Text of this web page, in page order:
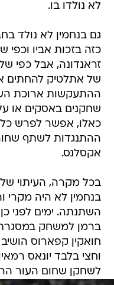
לא נולדו בו.
גם בנחמין לא נולד
כזה בזכות אביו
זראנדונה, אבל כפי
של אתלטיק להחתים
ההתעקשות ארוכת
שחקנים באסקים או
כאלו, אפשר לפרש
ההתנגדות לשתף
אקסלנס.
בכל מקרה, העיתוי
בנחמין לא היה מקרי
השתנתה. ימים לפני
ברמן למשחק במסגרת
וחצי בלבד יונאס
לשחקן שחום העור